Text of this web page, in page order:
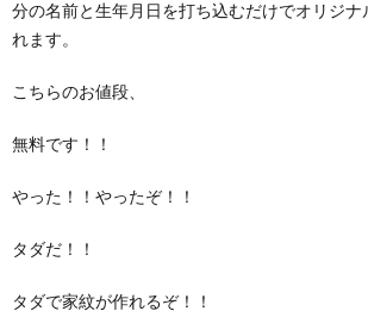
分の名前と生年月日を打ち込むだけでオリジナ
れます。
こちらのお値段、
無料です！！
やった！！やったぞ！！
タダだ！！
タダで家紋が作れるぞ！！